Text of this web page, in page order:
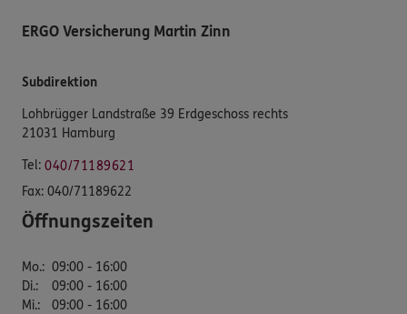
ERGO Versicherung Martin Zinn
Subdirektion
Lohbrügger Landstraße 39 Erdgeschoss rechts
21031 Hamburg
Tel: 040/71189621
Fax: 040/71189622
Öffnungszeiten
Mo.: 09:00 - 16:00
Di.:
09:00 - 16:00
Mi.:
09:00 - 16:00